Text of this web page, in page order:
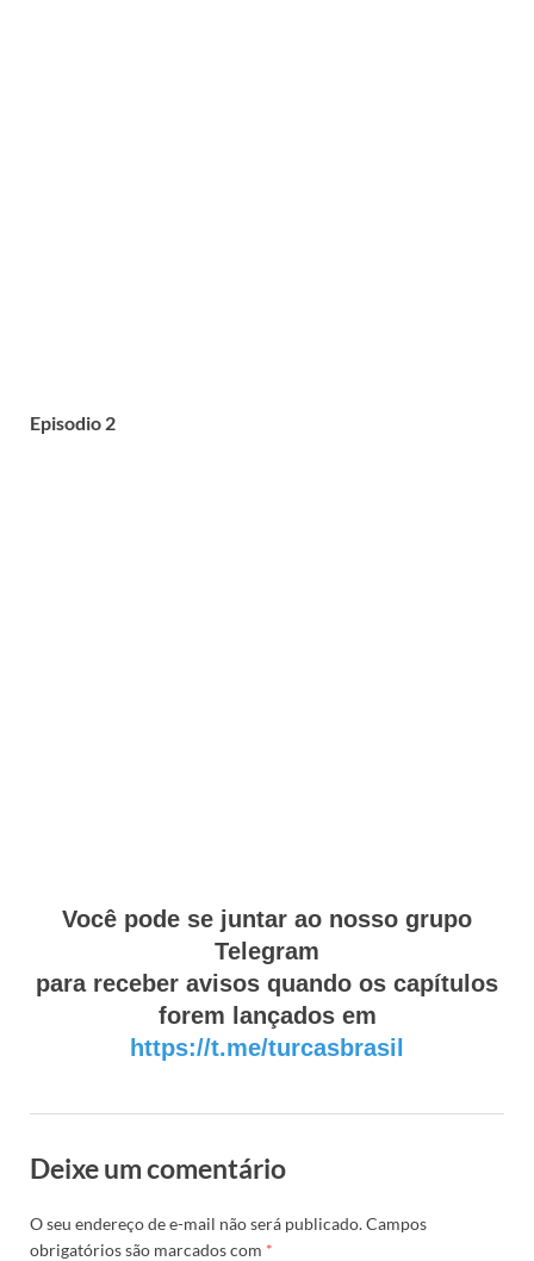
Episodio 2
Você pode se juntar ao nosso grupo
Telegram
para receber avisos quando os capítulos
forem lançados em
https://t.me/turcasbrasil
Deixe um comentário
O seu endereço de e-mail não será publicado.Campos
obrigatórios são marcados com *